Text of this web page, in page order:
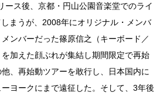
ース後、京都・円山公園音楽堂でのライ
まうが、2008年にオリジナル・メンバ
ンバーだった篠原信之（キーボード／
加えた顔ぶれが集結し期間限定で再始
、再始動ツアーを敢行し、日本国内に
ヨークにまで遠征した。そして、3年後